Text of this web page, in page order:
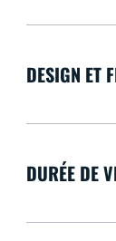
DESIGN ET
DURÉE DE